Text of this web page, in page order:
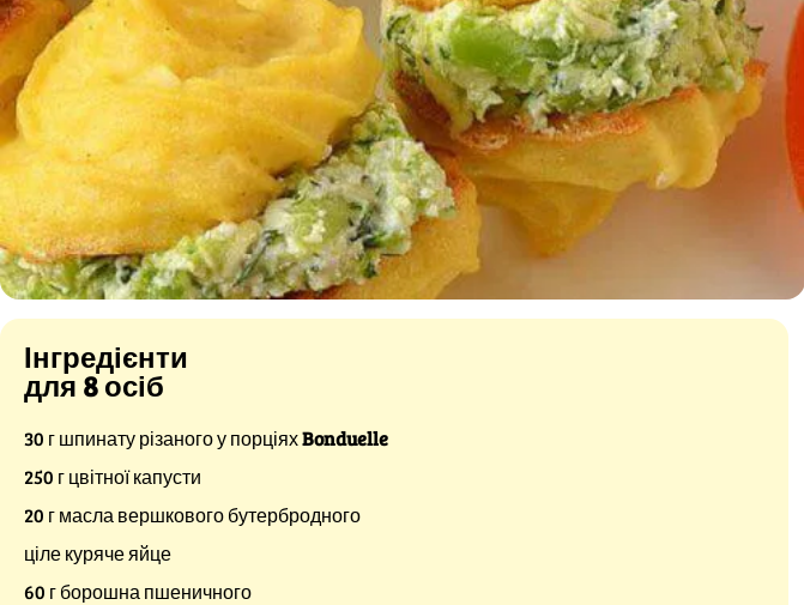
Інгредієнти
для 8 осіб
30 г шпинату різаного у порціяхBonduelle
250 г цвітної капусти
20 г масла вершкового бутербродного
ціле куряче яйце
60 г борошна пшеничного